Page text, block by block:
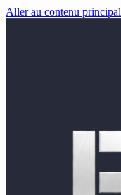
Aller au contenu principal